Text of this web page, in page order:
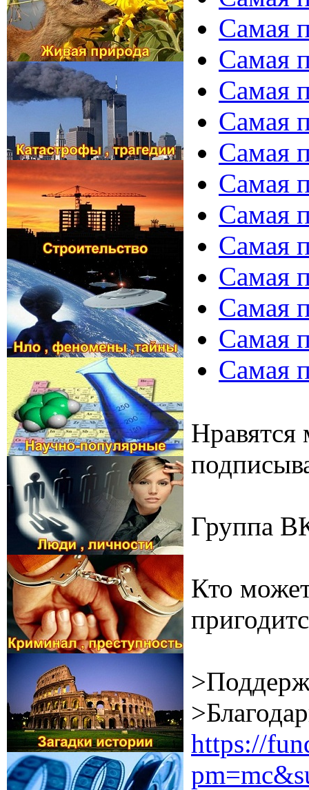
Самая
Самая
Самая
Самая
Самая
Самая
Самая
Самая
Самая
Самая
Самая
Самая
Группа
Кто
https://